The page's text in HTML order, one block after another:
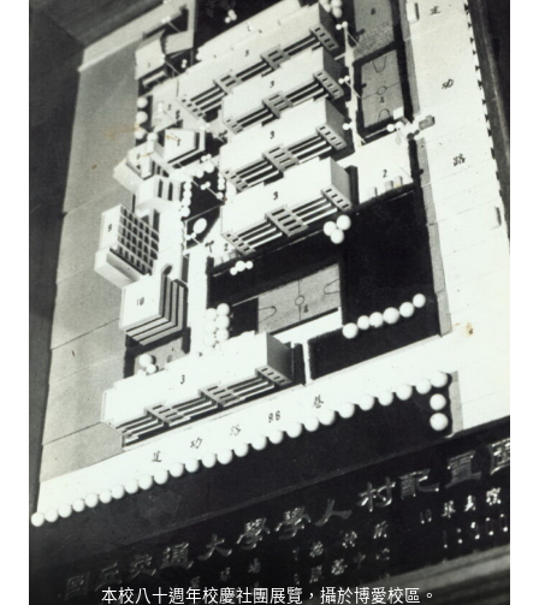
本校八十週年校慶社團展覽，攝於博愛校區。